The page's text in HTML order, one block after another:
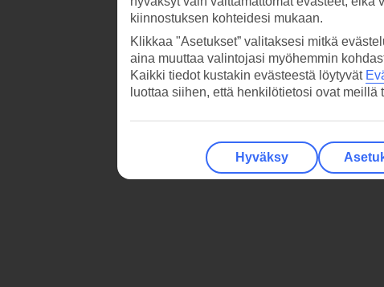
kiinnostuksen kohteidesi mukaan.
Klikkaa "Asetukset” valitaksesi mitkä
aina muuttaa valintojasi myöhemmin
Kaikki tiedot kustakin evästeestä löytyvät
luottaa siihen, että henkilötietosi ovat meillä
Hyväksy